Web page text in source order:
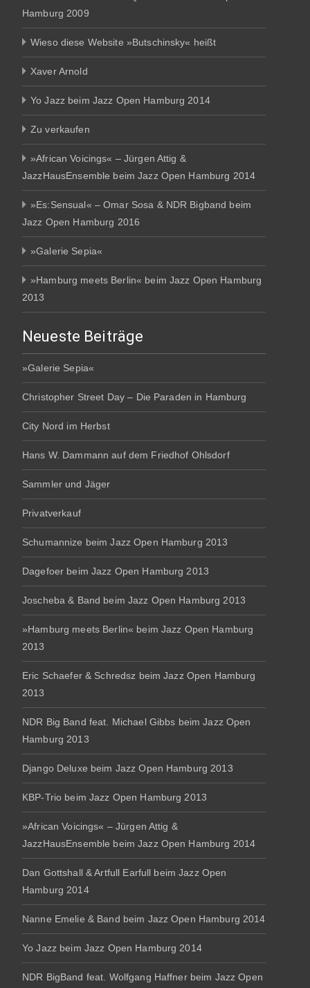
Hamburg 2009
Wieso diese Website »Butschinsky« heißt
Xaver Arnold
Yo Jazz beim Jazz Open Hamburg 2014
Zu verkaufen
»African Voicings« – Jürgen Attig &
JazzHausEnsemble beim Jazz Open Hamburg 2014
»Es:Sensual« – Omar Sosa & NDR Bigband beim
Jazz Open Hamburg 2016
»Galerie Sepia«
»Hamburg meets Berlin« beim Jazz Open Hamburg
2013
Neueste Beiträge
»Galerie Sepia«
Christopher Street Day – Die Paraden in Hamburg
City Nord im Herbst
Hans W. Dammann auf dem Friedhof Ohlsdorf
Sammler und Jäger
Privatverkauf
Schumannize beim Jazz Open Hamburg 2013
Dagefoer beim Jazz Open Hamburg 2013
Joscheba & Band beim Jazz Open Hamburg 2013
»Hamburg meets Berlin« beim Jazz Open Hamburg
2013
Eric Schaefer & Schredsz beim Jazz Open Hamburg
2013
NDR Big Band feat. Michael Gibbs beim Jazz Open
Hamburg 2013
Django Deluxe beim Jazz Open Hamburg 2013
KBP-Trio beim Jazz Open Hamburg 2013
»African Voicings« – Jürgen Attig &
JazzHausEnsemble beim Jazz Open Hamburg 2014
Dan Gottshall & Artfull Earfull beim Jazz Open
Hamburg 2014
Nanne Emelie & Band beim Jazz Open Hamburg 2014
Yo Jazz beim Jazz Open Hamburg 2014
NDR BigBand feat. Wolfgang Haffner beim Jazz Open